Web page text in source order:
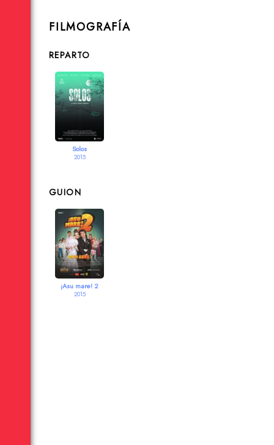
FILMOGRAFÍA
REPARTO
Solos
2015
GUION
¡Asu mare! 2
2015